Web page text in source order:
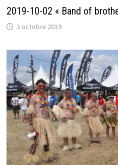
2019-10-02 « Band of
3 octobre 2019